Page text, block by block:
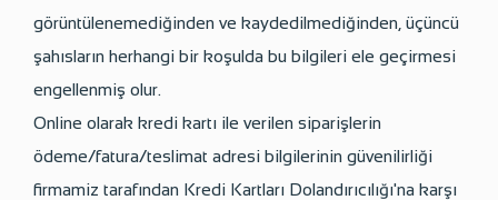
görüntülenemediğinden ve kaydedilmediğinden, üçüncü
şahısların herhangi bir koşulda bu bilgileri ele geçirmesi
engellenmiş olur.
Online olarak kredi kartı ile verilen siparişlerin
ödeme/fatura/teslimat adresi bilgilerinin güvenilirliği
firmamiz tarafından Kredi Kartları Dolandırıcılığı'na karşı